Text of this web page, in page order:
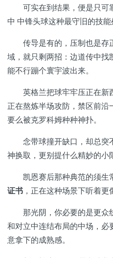
可实在到结果，便是只可
中 中锋头球这种最守旧的技能
传导是有的，压制也是存
域，就只剩两招：边道传中
能不行蹦个寰宇波出来。
英格兰把球牢牢压正在新
正在熬炼半场攻防，禁区前沿
要么被克罗科姆种种神扑。
念带球撞开缺口，却总突
神换取，更别提什么精妙的小
凯恩赛后那种典范的须生
证书 ，正在这种场景下听着更
那光阴，你必要的是更众
和对立中连结布局的中场，
意拿下的成熟感。